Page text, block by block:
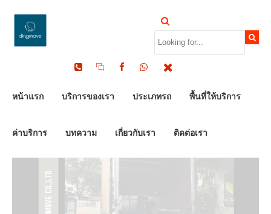
หน้าแรก บริการของเรา ประเภทรถ พื้นที่ให้บริการ
ค่าบริการ บทความ เกี่ยวกับเรา ติดต่อเรา